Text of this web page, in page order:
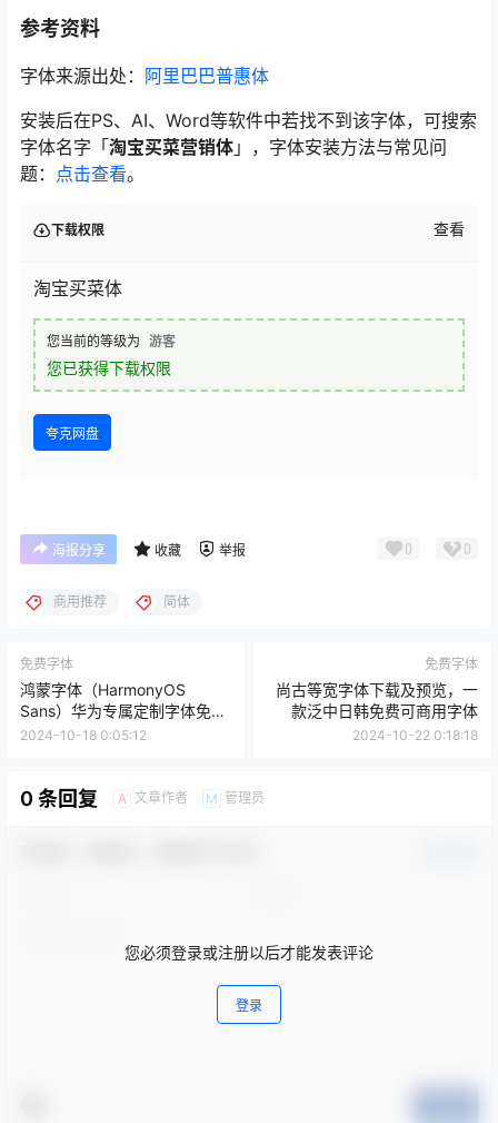
参考资料
字体来源出处： 阿里巴巴普惠体
安装后在PS、AI、Word等软件中若找不到该字体，可搜索
字体名字「淘宝买菜营销体 」，字体安装方法与常见问
题： 点击查看。
下载权限 查看
淘宝买菜体
您当前的等级为 游客
您已获得下载权限
夸克网盘
海报分享 收藏 举报 0 0
商用推荐 简体
免费字体
鸿蒙字体（HarmonyOS
Sans）华为专属定制字体免费
商用下载
2024-10-18 0:05:12
免费字体
尚古等宽字体下载及预览，一
款泛中日韩免费可商用字体
2024-10-22 0:18:18
0 条回复 A 文章作者 M 管理员
您必须登录或注册以后才能发表评论
登录